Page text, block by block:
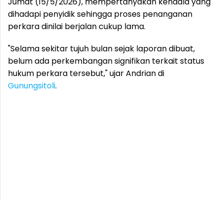
dihadapi penyidik sehingga proses penanganan
perkara dinilai berjalan cukup lama.
"Selama sekitar tujuh bulan sejak laporan dibuat,
belum ada perkembangan signifikan terkait status
hukum perkara tersebut," ujar Andrian di
Gunungsitoli.